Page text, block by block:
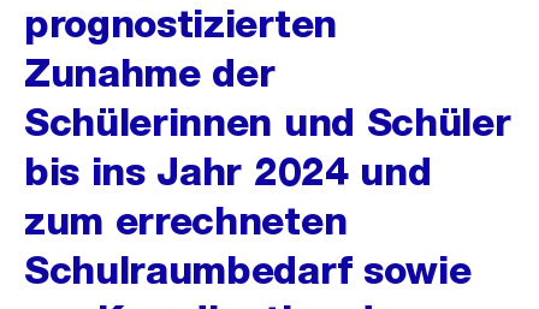
prognostizierten
Zunahme der
Schülerinnen und Schüler
bis ins Jahr 2024 und
zum errechneten
Schulraumbedarf sowie